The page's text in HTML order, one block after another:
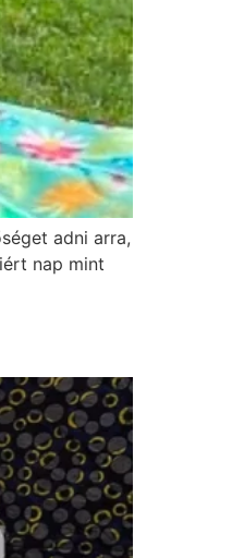
adni arra,
nap mint